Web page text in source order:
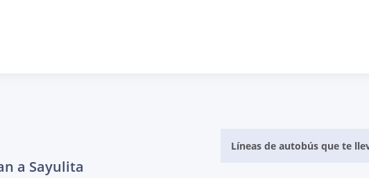
a Sayulita
Líneas de autobús que te